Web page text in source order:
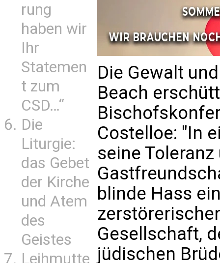
rung
haben wir
Ihr
Statemen
t zum
CSD…“
Die
Liturgie:
das Gebet
der Kirche
und Atem
des
Geistes
Leihmutte
Die Gewalt
Beach
Costelloe: "In
seine
blinde Hass
Gesellschaft,
jüdischen